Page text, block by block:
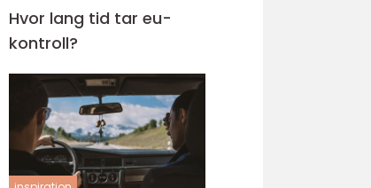
Hvor lang tid tar eu-
kontroll?